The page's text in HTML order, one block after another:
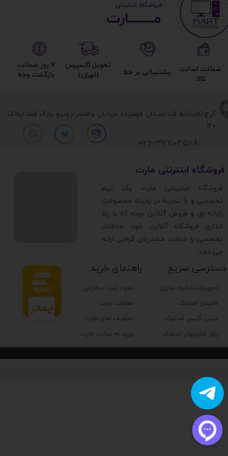
​​کرج/کارخانه قند/میدان فهمیده خیابان والفجر/روبرو پارک قناد/پلاک
120
تجهیزات ذخیره سازی
مانیتور استوک
مینی کیس استوک
پاور کامپیوتر استوک
دسترسی سریع راهنمای خرید
نحوه ثبت سفارش
مقالات مارت
تخفیف های مارت
ورود به سایت مارت
​فروشگاه اینترنتی مارت
​فروشگاه اینترنتی مارت یک تیم
تخصصی و با تجربه در زمینه محصولات
رایانه ای و فروش آنلاین بوده که با راه
اندازی فروشگاه آنلاین خود، خدمات
تخصصی را خدمت مشتریان گرامی ارائه
می دهد.
026-32703568
مــــــــارت​​​​​​
​ ​فروشگاه اینترنتی
۷ روز ضمانت
بازگشت وجه​​​​​​​
تحویل اکسپرس
(تهران)​​​​​​​
پشتیبانی بر خط​​​​​​​
ضمانت اصالت
کالا​​​​​​​